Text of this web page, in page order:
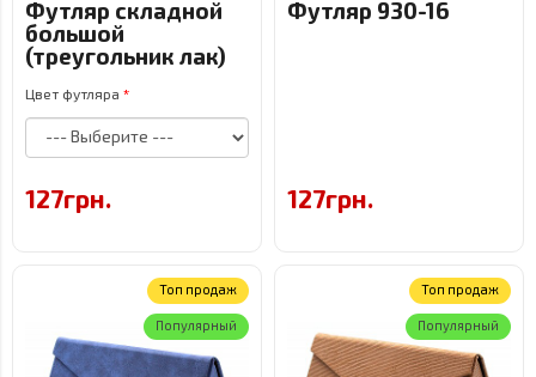
Футляр складной
большой
(треугольник лак)
Цвет футляра
127грн.
Футляр 930-16
127грн.
Топ продаж
Популярный
Топ продаж
Популярный